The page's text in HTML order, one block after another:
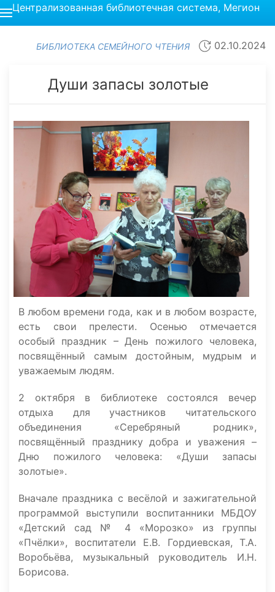
Централизованная библиотечная система, Мегион
БИБЛИОТЕКА СЕМЕЙНОГО ЧТЕНИЯ 02.10.2024
Души запасы золотые
В любом времени года, как и в любом возрасте,
есть свои прелести. Осенью отмечается
особый праздник – День пожилого человека,
посвящённый самым достойным, мудрым и
уважаемым людям.
2 октября в библиотеке состоялся вечер
отдыха для участников читательского
объединения «Серебряный родник»,
посвящённый празднику добра и уважения –
Дню пожилого человека: «Души запасы
золотые».
Вначале праздника с весёлой и зажигательной
программой выступили воспитанники МБДОУ
«Детский сад № 4 «Морозко» из группы
«Пчёлки», воспитатели Е.В. Гордиевская, Т.А.
Воробьёва, музыкальный руководитель И.Н.
Борисова.